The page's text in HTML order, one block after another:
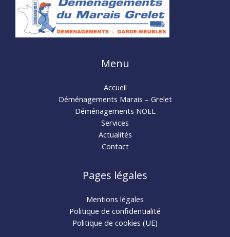
Menu
Accueil
Déménagements Marais – Grelet
Déménagements NOEL
Services
Actualités
Contact
Pages légales
Mentions légales
Politique de confidentialité
Politique de cookies (UE)